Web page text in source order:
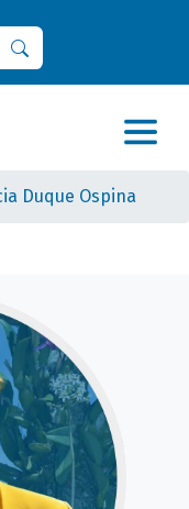
Duque Ospina